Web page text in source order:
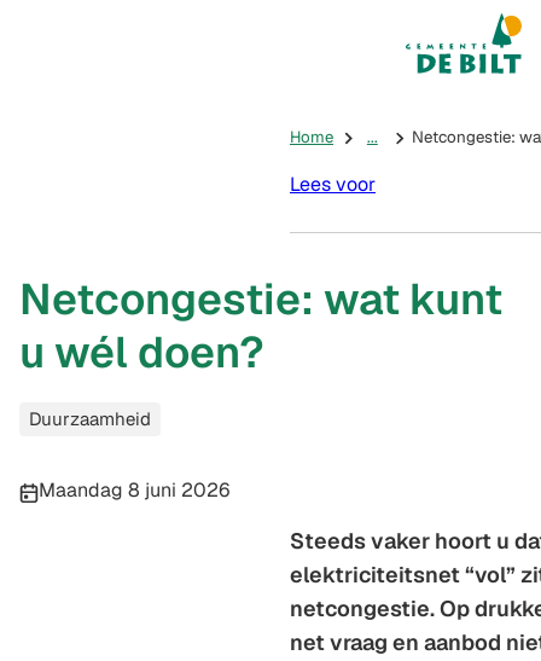
Mijn De Bilt
(Verwijst
Home ... Netcongestie:
Lees voor
Netcongestie: wat kunt
u wél doen?
Duurzaamheid
Publicatiedatum:
Maandag 8 juni 2026
Steeds vaker hoort u
elektriciteitsnet “vol”
netcongestie. Op
net vraag en aanbod